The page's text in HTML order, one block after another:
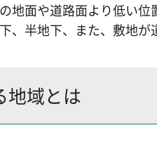
地面や道路面より低い
、半地下、また、敷地
地域とは